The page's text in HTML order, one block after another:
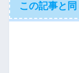
この記事と